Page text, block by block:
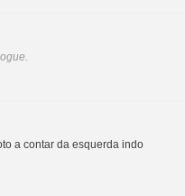
a contar da esquerda indo